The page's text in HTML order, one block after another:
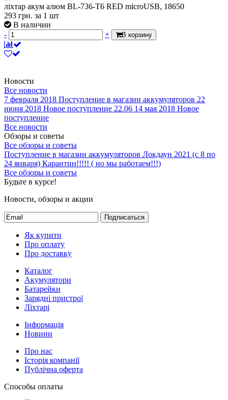
ліхтар акум алюм BL-736-T6 RED microUSB, 18650
293 грн. за 1 шт
В наличии
-
+ В корзину
Новости
Все новости
7 февраля 2018 Поступление в магазин аккумуляторов 22
июня 2018 Новое поступление 22.06 14 мая 2018 Новое
поступление
Все новости
Обзоры и советы
Все обзоры и советы
Поступление в магазин аккумуляторов Локдаун 2021 (с 8 по
24 января) Карантин!!!!! ( но мы работаем!!!)
Все обзоры и советы
Будьте в курсе!
Новости, обзоры и акции
Подписаться
Як купити
Про оплату
Про доставку
Каталог
Акумулятори
Батарейки
Зарядні пристрої
Ліхтарі
Інформація
Новини
Про нас
Історія компанії
Публічна оферта
Способы оплаты